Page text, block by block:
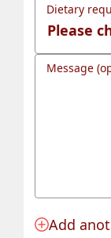
Dietary
Message
Add